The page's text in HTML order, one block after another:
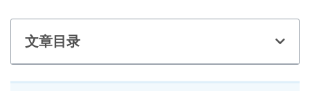
文章目录